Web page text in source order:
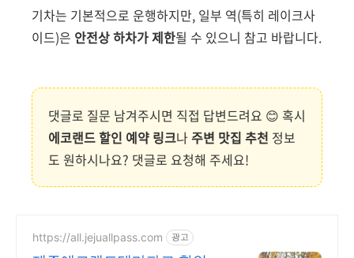
기차는 기본적으로 운행하지만, 일부 역(특히 레이크사
이드)은 안전상 하차가 제한될 수 있으니 참고 바랍니다.
댓글로 질문 남겨주시면 직접 답변드려요 😊 혹시
에코랜드 할인 예약 링크나주변 맛집 추천 정보
도 원하시나요? 댓글로 요청해 주세요!
https://all.jejuallpass.com 광고